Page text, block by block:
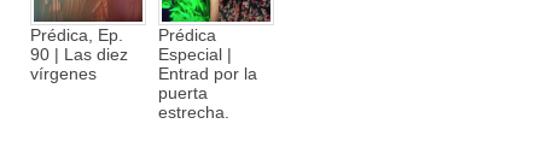
Prédica, Ep.
90 | Las diez
vírgenes
Prédica
Especial |
Entrad por la
puerta
estrecha.